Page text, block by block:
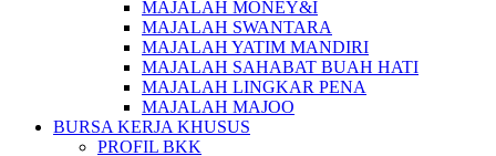
MAJALAH MONEY&I
MAJALAH SWANTARA
MAJALAH YATIM MANDIRI
MAJALAH SAHABAT BUAH HATI
MAJALAH LINGKAR PENA
MAJALAH MAJOO
BURSA KERJA KHUSUS
PROFIL BKK